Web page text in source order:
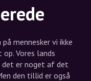
mennesker vi ikke
op. Vores lands
det er noget af det
den tillid er også